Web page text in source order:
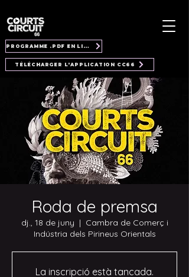
PROGRAMME .PDF EN LIGNE
TÉLÉCHARGER L'APPLICATION CC66
Roda de premsa
dj., 18 de juny
  |
Cambra de Comerç i
Indústria dels Pirineus Orientals
La inscripció està tancada.